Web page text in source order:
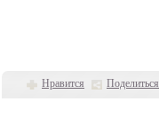
Нравится Поделиться